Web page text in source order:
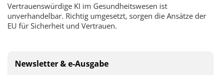
Vertrauenswürdige KI im Gesundheitswesen ist
unverhandelbar. Richtig umgesetzt, sorgen die Ansätze der
EU für Sicherheit und Vertrauen.
Newsletter & e-Ausgabe